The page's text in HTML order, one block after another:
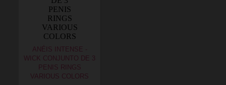
ANÉIS INTENSE -
WICK CONJUNTO DE 3
PENIS RINGS
VARIOUS COLORS